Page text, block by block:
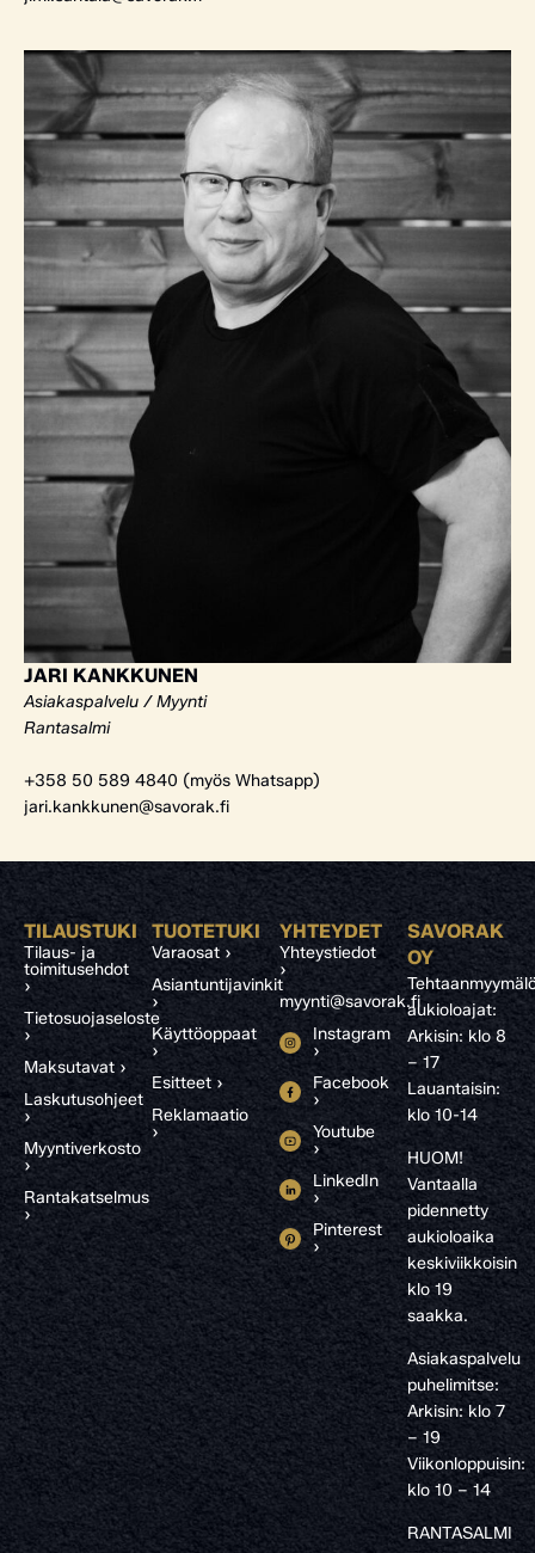
JARI KANKKUNEN
Asiakaspalvelu / Myynti
Rantasalmi
+358 50 589 4840 (myös Whatsapp)
jari.kankkunen@savorak.fi
TILAUSTUKI
Tilaus- ja
toimitusehdot
›
Tietosuojaseloste
›
Maksutavat ›
Laskutusohjeet
›
Myyntiverkosto
›
Rantakatselmus
›
TUOTETUKI
Varaosat ›
Asiantuntijavinkit
›
Käyttöoppaat
›
Esitteet ›
Reklamaatio
›
YHTEYDET
Yhteystiedot
›
myynti@savorak.fi
Instagram
›
Facebook
›
Youtube
›
LinkedIn
›
Pinterest
›
SAVORAK
OY
aukioloajat:
Arkisin: klo 8
– 17
Lauantaisin:
klo 10-14
HUOM!
Vantaalla
pidennetty
aukioloaika
keskiviikkoisin
klo 19
saakka.
Asiakaspalvelu
puhelimitse:
Arkisin: klo 7
– 19
Viikonloppuisin:
klo 10 – 14
RANTASALMI